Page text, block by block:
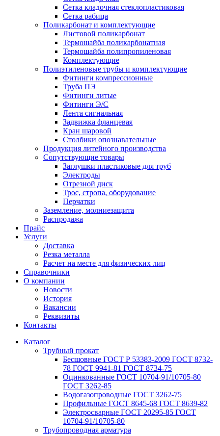
Сетка кладочная стеклопластиковая
Сетка рабица
Поликарбонат и комплектующие
Листовой поликарбонат
Термошайба поликарбонатная
Термошайба полипропиленовая
Комплектующие
Полиэтиленовые трубы и комплектующие
Фитинги компрессионные
Труба ПЭ
Фитинги литые
Фитинги Э/С
Лента сигнальная
Задвижка фланцевая
Кран шаровой
Столбики опознавательные
Продукция литейного производства
Сопутствующие товары
Заглушки пластиковые для труб
Электроды
Отрезной диск
Трос, стропа, оборудование
Перчатки
Заземление, молниезащита
Распродажа
Прайс
Услуги
Доставка
Резка металла
Расчет на месте для физических лиц
Справочники
О компании
Новости
История
Вакансии
Реквизиты
Контакты
Каталог
Трубный прокат
Беcшовные ГОСТ Р 53383-2009 ГОСТ 8732-
78 ГОСТ 9941-81 ГОСТ 8734-75
Оцинкованные ГОСТ 10704-91/10705-80
ГОСТ 3262-85
Водогазопроводные ГОСТ 3262-75
Профильные ГОСТ 8645-68 ГОСТ 8639-82
Электросварные ГОСТ 20295-85 ГОСТ
10704-91/10705-80
Трубопроводная арматура